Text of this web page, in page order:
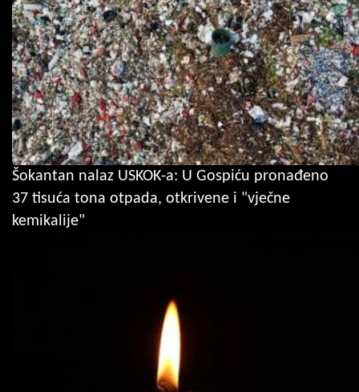
Šokantan nalaz USKOK-a: U Gospiću pronađeno
37 tisuća tona otpada, otkrivene i "vječne
kemikalije"